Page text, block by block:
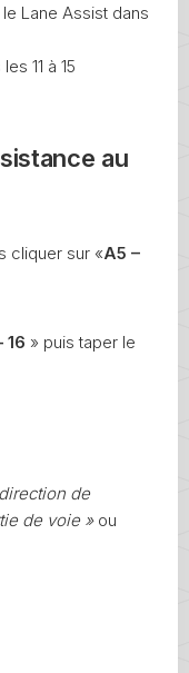
Lane Assist dans
11 à 15
au
cliquer sur «A5 –
16 » puis taper le
de
de voie »ou